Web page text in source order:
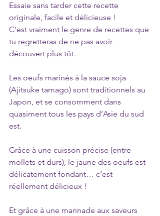
Essaie sans tarder cette recette
originale, facile et délicieuse !
C'est vraiment le genre de recettes que
tu regretteras de ne pas avoir
découvert plus tôt.
Les oeufs marinés à la sauce soja
(Ajitsuke tamago) sont traditionnels au
Japon, et se consomment dans
quasiment tous les pays d’Asie du sud
est.
Grâce à une cuisson précise (entre
mollets et durs), le jaune des oeufs est
délicatement fondant… c’est
réellement délicieux !
Et grâce à une marinade aux saveurs